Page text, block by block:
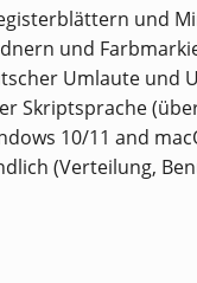
und
und
Umlaute und
Skriptsprache
10/11 and
(Verteilung,